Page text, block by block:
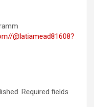
@latiamead81608?
Required fields